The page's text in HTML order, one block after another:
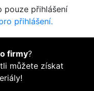
pouze přihlášení
přihlášení.
firmy?
můžete získat